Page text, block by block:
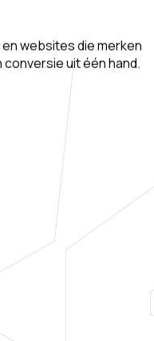
websites die merken
uit één hand.